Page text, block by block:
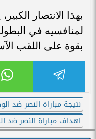
بهذا الانتصار
لمنافسيه في
بقوة على اللقب
نتيجة مباراة النصر ضد
اهداف مباراة النصر ضد